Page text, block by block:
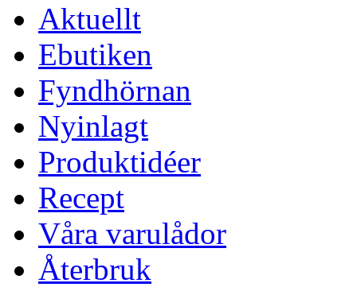
Aktuellt
Ebutiken
Fyndhörnan
Nyinlagt
Produktidéer
Recept
Våra varulådor
Återbruk